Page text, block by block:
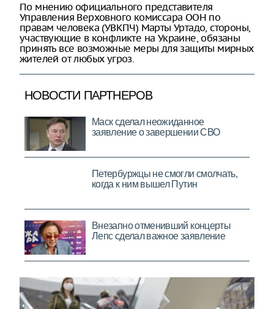
По мнению официального представителя
Управления Верховного комиссара ООН по
правам человека (УВКПЧ) Марты Уртадо, стороны,
участвующие в конфликте на Украине, обязаны
принять все возможные меры для защиты мирных
жителей от любых угроз.